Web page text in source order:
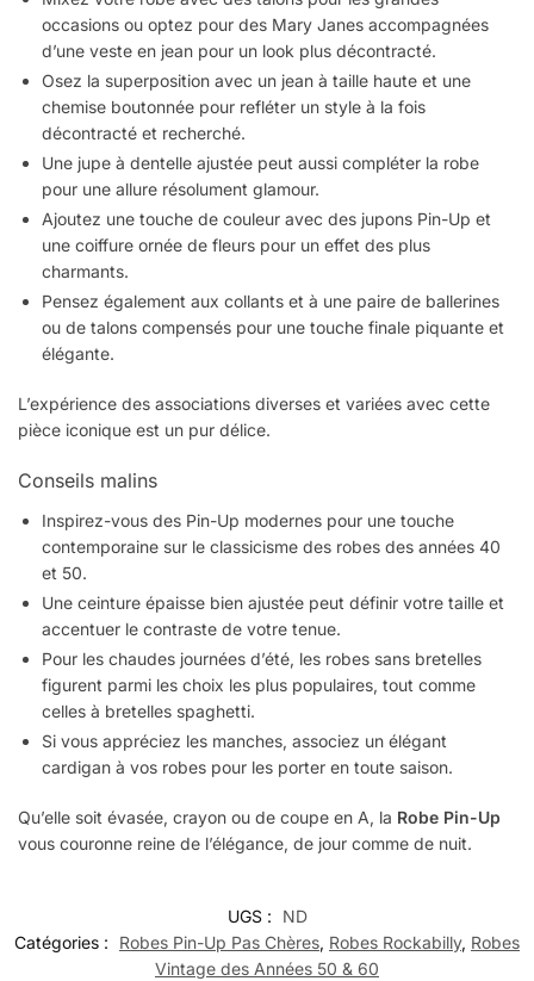
occasions ou optez pour des Mary Janes accompagnées
d’une veste en jean pour un look plus décontracté.
Osez la superposition avec un jean à taille haute et une
chemise boutonnée pour refléter un style à la fois
décontracté et recherché.
Une jupe à dentelle ajustée peut aussi compléter la robe
pour une allure résolument glamour.
Ajoutez une touche de couleur avec des jupons Pin-Up et
une coiffure ornée de fleurs pour un effet des plus
charmants.
Pensez également aux collants et à une paire de ballerines
ou de talons compensés pour une touche finale piquante et
élégante.
L’expérience des associations diverses et variées avec cette
pièce iconique est un pur délice.
Conseils malins
Inspirez-vous des Pin-Up modernes pour une touche
contemporaine sur le classicisme des robes des années 40
et 50.
Une ceinture épaisse bien ajustée peut définir votre taille et
accentuer le contraste de votre tenue.
Pour les chaudes journées d’été, les robes sans bretelles
figurent parmi les choix les plus populaires, tout comme
celles à bretelles spaghetti.
Si vous appréciez les manches, associez un élégant
cardigan à vos robes pour les porter en toute saison.
Qu’elle soit évasée, crayon ou de coupe en A, la Robe Pin-Up
vous couronne reine de l’élégance, de jour comme de nuit.
UGS :
ND
Catégories :
Robes Pin-Up Pas Chères, Robes Rockabilly, Robes
Vintage des Années 50 & 60